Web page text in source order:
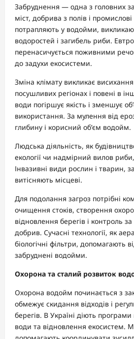
Забруднення — одна з головних
міст, добрива з полів і промислові
потрапляють у водойми,
водоростей і загибель риби.
перенасичується поживними
до задухи екосистеми.
Зміна клімату викликає
посушливих регіонах і повені в
води погіршує якість і зменшує
використання. За мулення від
глибину і корисний об’єм водойм.
Людська діяльність, як
екології чи надмірний вилов
Інвазивні види рослин і тварин,
витісняють місцеві.
Для подолання загроз потрібні
очищення стоків, створення
відновлення берегів і контроль
добрив. Сучасні технології, як
біологічні фільтри, допомагають
забруднені водойми.
Охорона та сталий розвиток
Охорона водойм починається з
обмежує скидання відходів і
берегів. В Україні діють програми
води та відновлення екосистем.